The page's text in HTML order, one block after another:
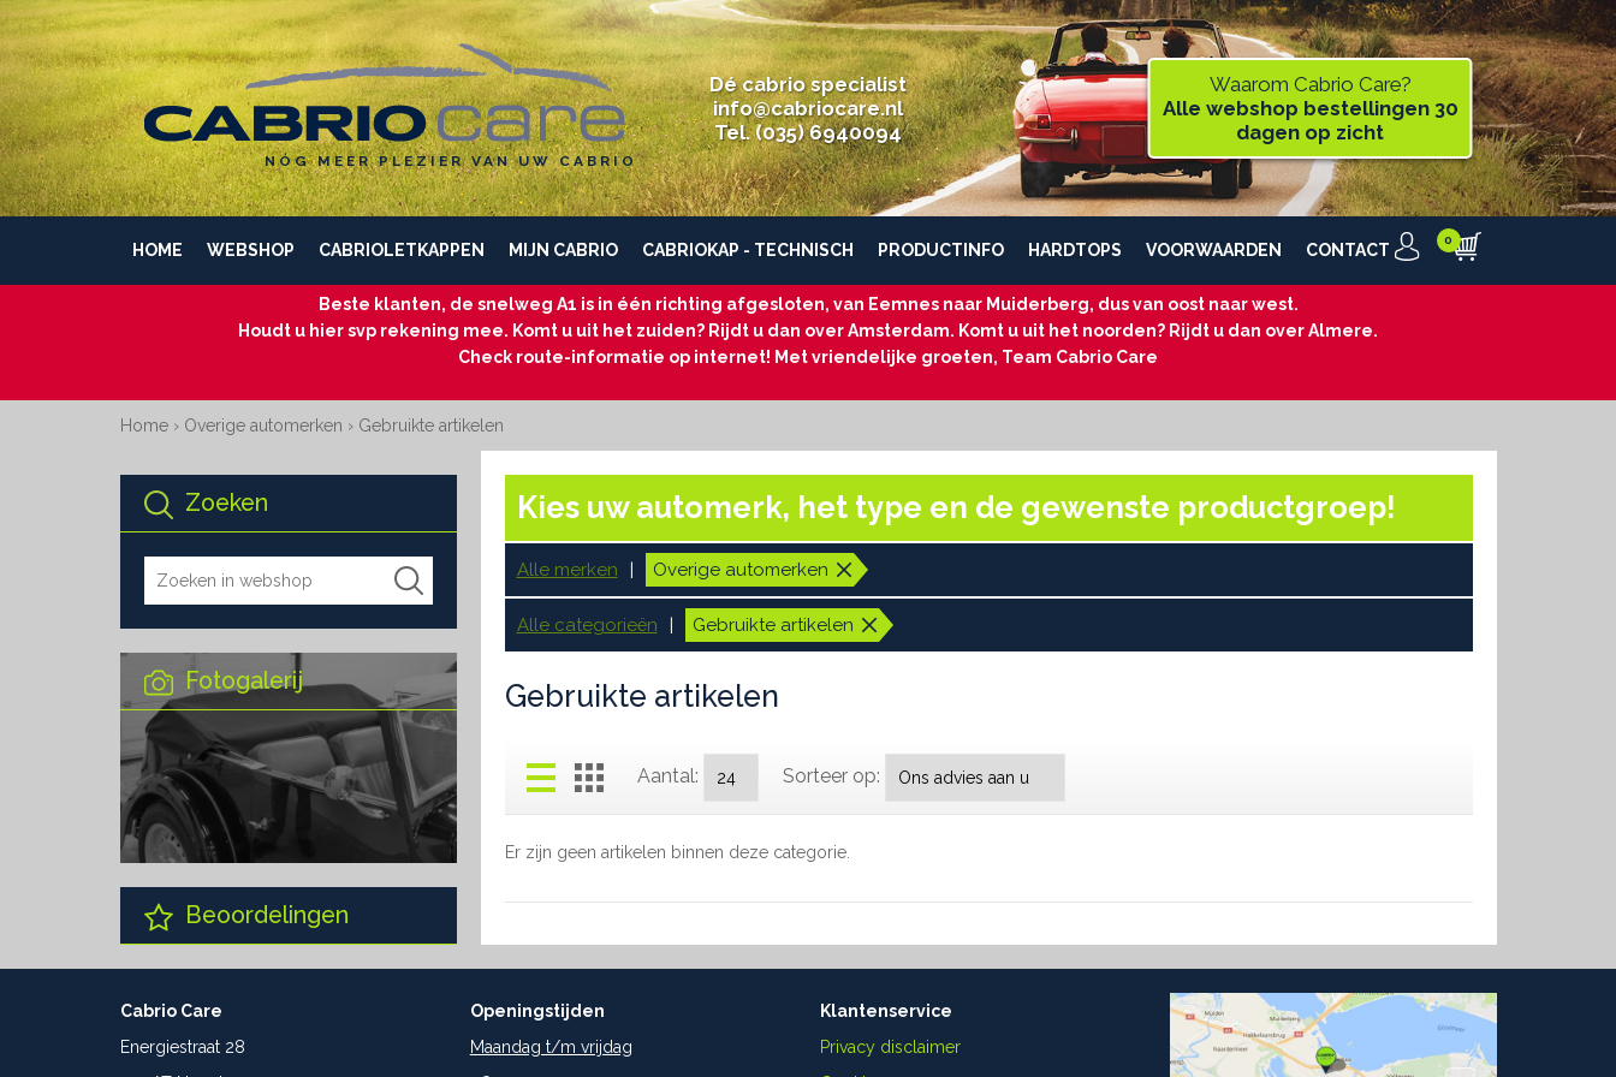
NÓG MEER PLEZIER VAN UW CABRIO
Dé cabrio specialist
info@cabriocare.nl
Tel. (035) 6940094
Waarom Cabrio Care?
Alle webshop bestellingen 30
dagen op zicht
HOME WEBSHOP CABRIOLETKAPPEN MIJN CABRIO CABRIOKAP - TECHNISCH PRODUCTINFO HARDTOPS VOORWAARDEN CONTACT
Beste klanten, de snelweg A1 is in één richting afgesloten, van Eemnes naar Muiderberg, dus van oost naar west.
Houdt u hier svp rekening mee. Komt u uit het zuiden? Rijdt u dan over Amsterdam. Komt u uit het noorden? Rijdt u dan over Almere.
Check route-informatie op internet! Met vriendelijke groeten, Team Cabrio Care
Home› Overige automerken › Gebruikte artikelen
Zoeken
Fotogalerij
Beoordelingen
Kies uw automerk, het type en de gewenste productgroep!
Alle merken Overige automerken
Alle categorieën Gebruikte artikelen
Gebruikte artikelen
Aantal: Sorteer op:
Er zijn geen artikelen binnen deze categorie.
Cabrio Care
Energiestraat 28
Openingstijden
Maandag t/m vrijdag
Klantenservice
Privacy disclaimer